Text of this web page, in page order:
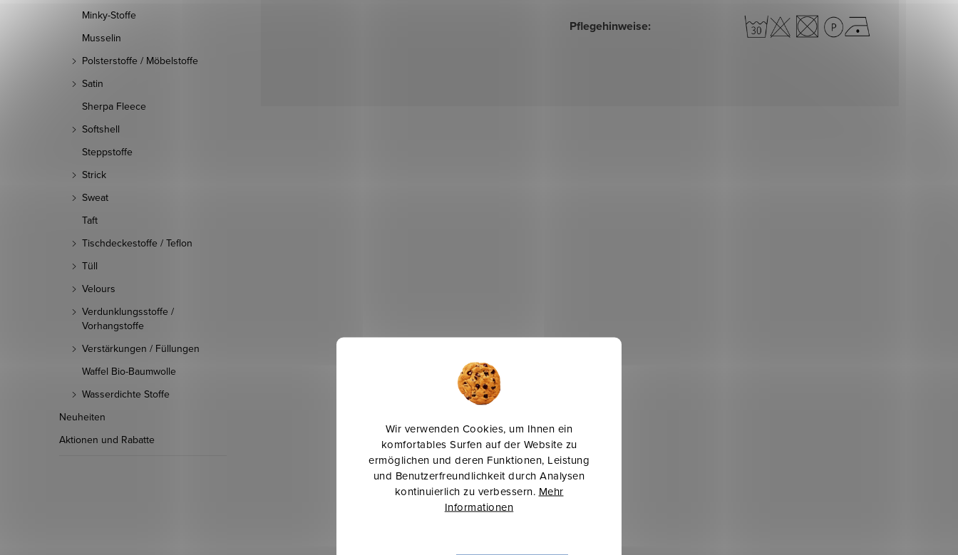
Wir verwenden Cookies, um Ihnen ein
komfortables Surfen auf der Website zu
ermöglichen und deren Funktionen, Leistung
und Benutzerfreundlichkeit durch Analysen
kontinuierlich zu verbessern. Mehr
Informationen
Minky-Stoffe
Musselin
Polsterstoffe / Möbelstoffe
Satin
Sherpa Fleece
Softshell
Steppstoffe
Strick
Sweat
Taft
Tischdeckestoffe / Teflon
Tüll
Velours
Verdunklungsstoffe /
Vorhangstoffe
Verstärkungen / Füllungen
Waffel Bio-Baumwolle
Wasserdichte Stoffe
Neuheiten
Aktionen und Rabatte
Pflegehinweise: